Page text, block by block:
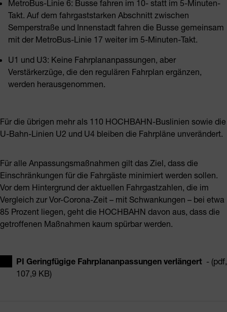
MetroBus-Linie 6: Busse fahren im 10- statt im 5-Minuten-
Takt. Auf dem fahrgaststarken Abschnitt zwischen
Semperstraße und Innenstadt fahren die Busse gemeinsam
mit der MetroBus-Linie 17 weiter im 5-Minuten-Takt.
U1 und U3: Keine Fahrplananpassungen, aber
Verstärkerzüge, die den regulären Fahrplan ergänzen,
werden herausgenommen.
Für die übrigen mehr als 110 HOCHBAHN-Buslinien sowie die
U-Bahn-Linien U2 und U4 bleiben die Fahrpläne unverändert.
Für alle Anpassungsmaßnahmen gilt das Ziel, dass die
Einschränkungen für die Fahrgäste minimiert werden sollen.
Vor dem Hintergrund der aktuellen Fahrgastzahlen, die im
Vergleich zur Vor-Corona-Zeit – mit Schwankungen – bei etwa
85 Prozent liegen, geht die HOCHBAHN davon aus, dass die
getroffenen Maßnahmen kaum spürbar werden.
PI Geringfügige Fahrplananpassungen verlängert - (pdf,
107,9 KB)